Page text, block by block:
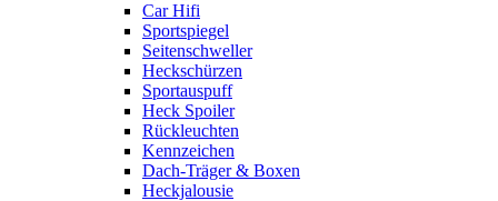
Car Hifi
Sportspiegel
Seitenschweller
Heckschürzen
Sportauspuff
Heck Spoiler
Rückleuchten
Kennzeichen
Dach-Träger & Boxen
Heckjalousie